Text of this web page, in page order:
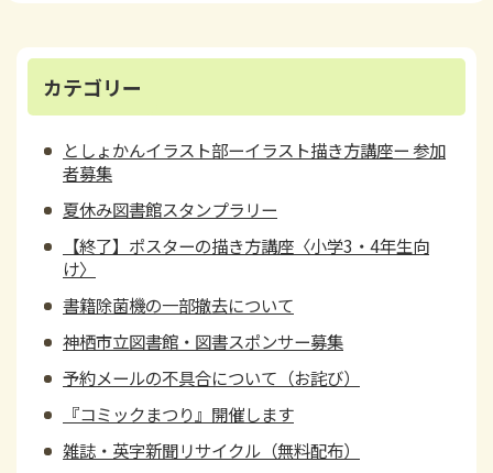
カテゴリー
としょかんイラスト部ーイラスト描き方講座ー 参加
者募集
夏休み図書館スタンプラリー
【終了】ポスターの描き方講座〈小学3・4年生向
け〉
書籍除菌機の一部撤去について
神栖市立図書館・図書スポンサー募集
予約メールの不具合について（お詫び）
『コミックまつり』開催します
雑誌・英字新聞リサイクル（無料配布）